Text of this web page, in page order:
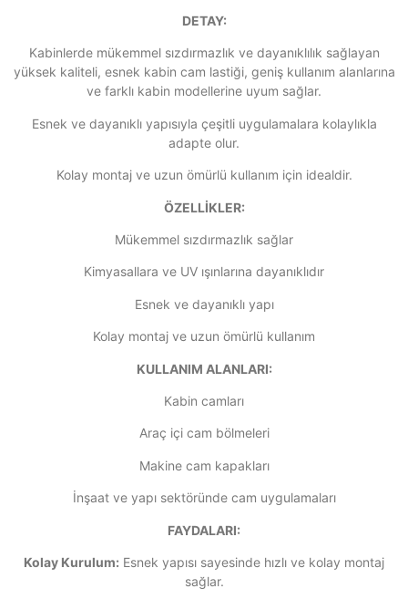
DETAY:
Kabinlerde mükemmel sızdırmazlık ve dayanıklılık sağlayan
yüksek kaliteli, esnek kabin cam lastiği, geniş kullanım alanlarına
ve farklı kabin modellerine uyum sağlar.
Esnek ve dayanıklı yapısıyla çeşitli uygulamalara kolaylıkla
adapte olur.
Kolay montaj ve uzun ömürlü kullanım için idealdir.
ÖZELLİKLER:
Mükemmel sızdırmazlık sağlar
Kimyasallara ve UV ışınlarına dayanıklıdır
Esnek ve dayanıklı yapı
Kolay montaj ve uzun ömürlü kullanım
KULLANIM ALANLARI:
Kabin camları
Araç içi cam bölmeleri
Makine cam kapakları
İnşaat ve yapı sektöründe cam uygulamaları
FAYDALARI:
Kolay Kurulum: Esnek yapısı sayesinde hızlı ve kolay montaj
sağlar.